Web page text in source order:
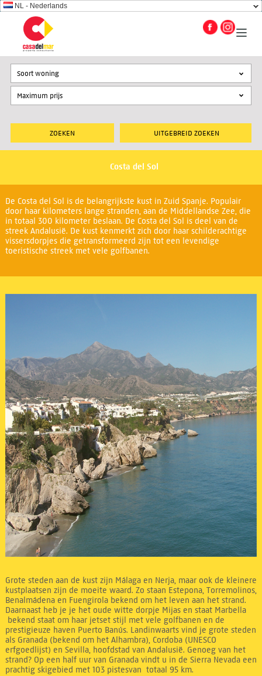
NL - Nederlands
UITGEBREID ZOEKEN
Soort woning
Costa del Sol
De Costa del Sol is de belangrijkste kust in Zuid Spanje. Populair
door haar kilometers lange stranden, aan de Middellandse Zee, die
in totaal 300 kilometer beslaan. De Costa del Sol is deel van de
streek Andalusië. De kust kenmerkt zich door haar schilderachtige
vissersdorpjes die getransformeerd zijn tot een levendige
toeristische streek met vele golfbanen.
Grote steden aan de kust zijn Málaga en Nerja, maar ook de kleinere
kustplaatsen zijn de moeite waard. Zo staan Estepona, Torremolinos,
Benalmádena en Fuengirola bekend om het leven aan het strand.
Daarnaast heb je je het oude witte dorpje Mijas en staat Marbella
bekend staat om haar jetset stijl met vele golfbanen en de
prestigieuze haven Puerto Banús. Landinwaarts vind je grote steden
als Granada (bekend om het Alhambra), Cordoba (UNESCO
erfgoedlijst) en Sevilla, hoofdstad van Andalusië. Genoeg van het
strand? Op een half uur van Granada vindt u in de Sierra Nevada een
prachtig skigebied met 103 pistesvan totaal 95 km.